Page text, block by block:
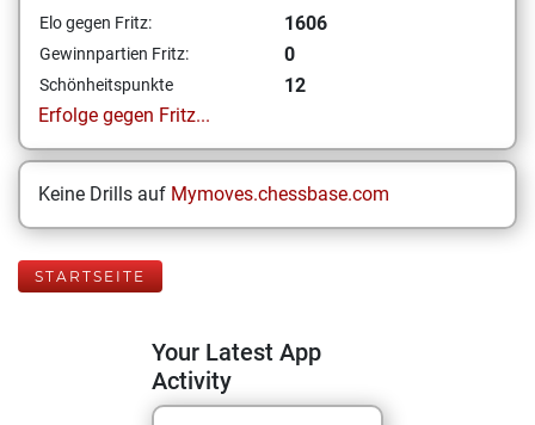
Elo gegen Fritz: 1606
Gewinnpartien Fritz: 0
Schönheitspunkte
12
Erfolge gegen Fritz...
Keine Drills auf Mymoves.chessbase.com
STARTSEITE
Your Latest App
Activity